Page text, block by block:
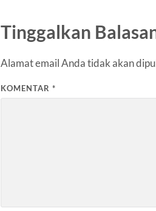
Tinggalkan
Alamat email Anda tidak akan
KOMENTAR *